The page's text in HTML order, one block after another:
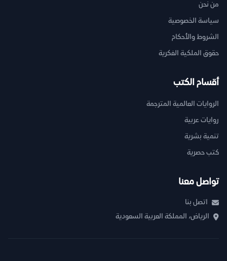
من نحن
سياسة الخصوصية
الشروط والأحكام
حقوق الملكية الفكرية
أقسام الكتب
الروايات العالمية المترجمة
روايات عربية
تنمية بشرية
كتب حصرية
تواصل معنا
اتصل بنا
الرياض، المملكة العربية السعودية